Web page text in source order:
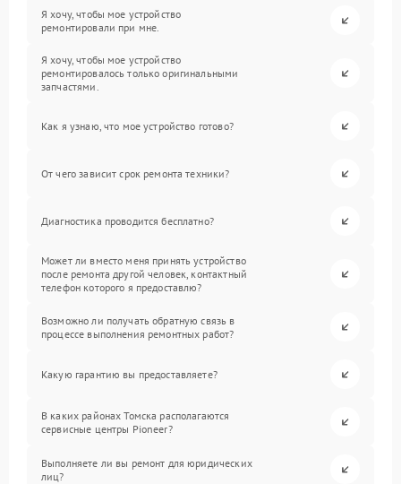
Я хочу, чтобы мое устройство
ремонтировали при мне.
Я хочу, чтобы мое устройство
ремонтировалось только оригинальными
запчастями.
Как я узнаю, что мое устройство готово?
От чего зависит срок ремонта техники?
Диагностика проводится бесплатно?
Может ли вместо меня принять устройство
после ремонта другой человек, контактный
телефон которого я предоставлю?
Возможно ли получать обратную связь в
процессе выполнения ремонтных работ?
Какую гарантию вы предоставляете?
В каких районах Томска располагаются
сервисные центры Pioneer?
Выполняете ли вы ремонт для юридических
лиц?